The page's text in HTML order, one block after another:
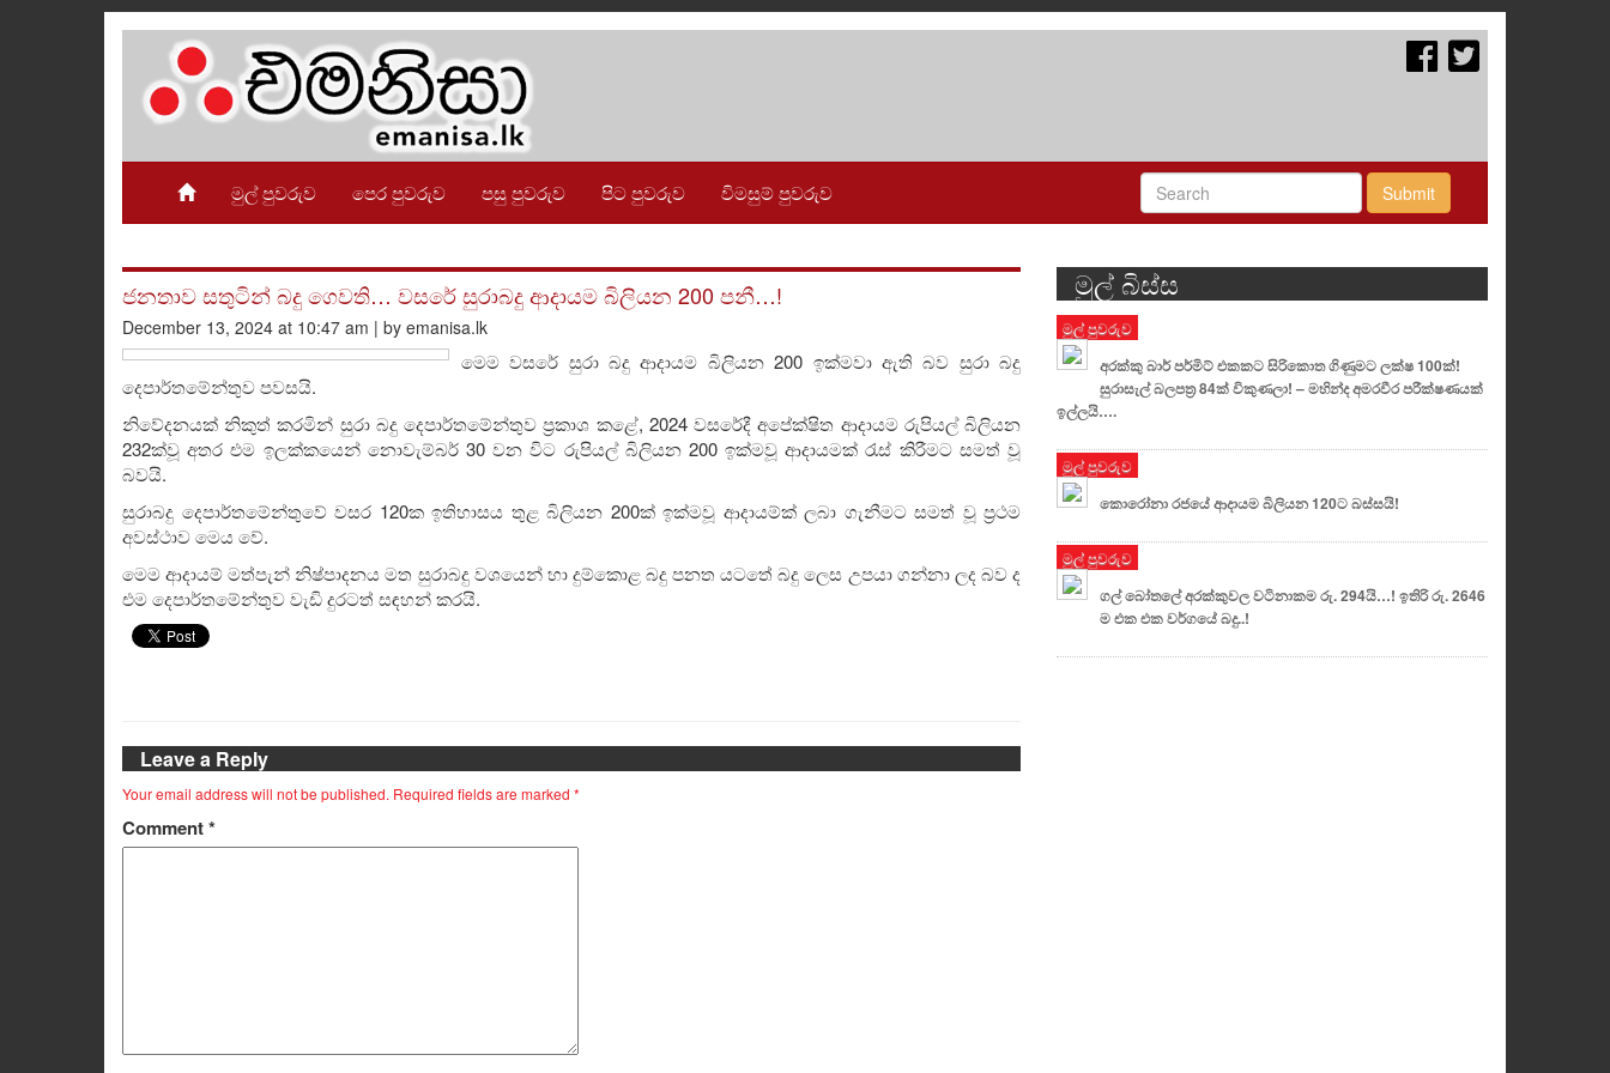
මුල් පුවරුව පෙර පුවරුව පසු පුවරුව පිට පුවරුව විමසුම් පුවරුව Submit
ජනතාව සතුටින් බදු ගෙවති… වසරේ සුරාබදු ආදායම බිලියන 200 පනී…!
December 13, 2024 at 10:47 am | by emanisa.lk
මෙම වසරේ සුරා බදු ආදායම බිලියන 200 ඉක්මවා ඇති බව සුරා බදු
දෙපාර්තමේන්තුව පවසයි.
නිවේදනයක් නිකුත් කරමින් සුරා බදු දෙපාර්තමේන්තුව ප්‍රකාශ කළේ, 2024 වසරේදී අපේක්ෂිත ආදායම රුපියල් බිලියන
232ක්වූ අතර එම ඉලක්කයෙන් නොවැම්බර් 30 වන විට රුපියල් බිලියන 200 ඉක්මවූ ආදායමක් රැස් කිරීමට සමත් වූ
බවයි.
සුරාබදු දෙපාර්තමේන්තුවේ වසර 120ක ඉතිහාසය තුළ බිලියන 200ක් ඉක්මවූ ආදායම්ක් ලබා ගැනීමට සමත් වූ ප්‍රථම
අවස්ථාව මෙය වේ.
මෙම ආදායම් මත්පැන් නිෂ්පාදනය මත සුරාබදු වශයෙන් හා දුම්කොළ බදු පනත යටතේ බදු ලෙස උපයා ගන්නා ලද බව ද
එම දෙපාර්තමේන්තුව වැඩි දුරටත් සඳහන් කරයි.
Leave a Reply
Your email address will not be published. Required fields are marked *
Comment*
මුල් බිස්ස
මුල් පුවරුව
අරක්කු බාර් පර්මිට් එකකට සිරිකොත ගිණුමට ලක්ෂ 100ක්!
සුරාසැල් බලපත්‍ර 84ක් විකුණලා! – මහින්ද අමරවීර පරීක්ෂණයක්
ඉල්ලයි….
මුල් පුවරුව
කොරෝනා රජයේ ආදායම බිලියන 120ට බස්සයි!
මුල් පුවරුව
ගල් බෝතලේ අරක්කුවල වටිනාකම රු. 294යි…! ඉතිරි රු. 2646
ම එක එක වර්ගයේ බදු..!